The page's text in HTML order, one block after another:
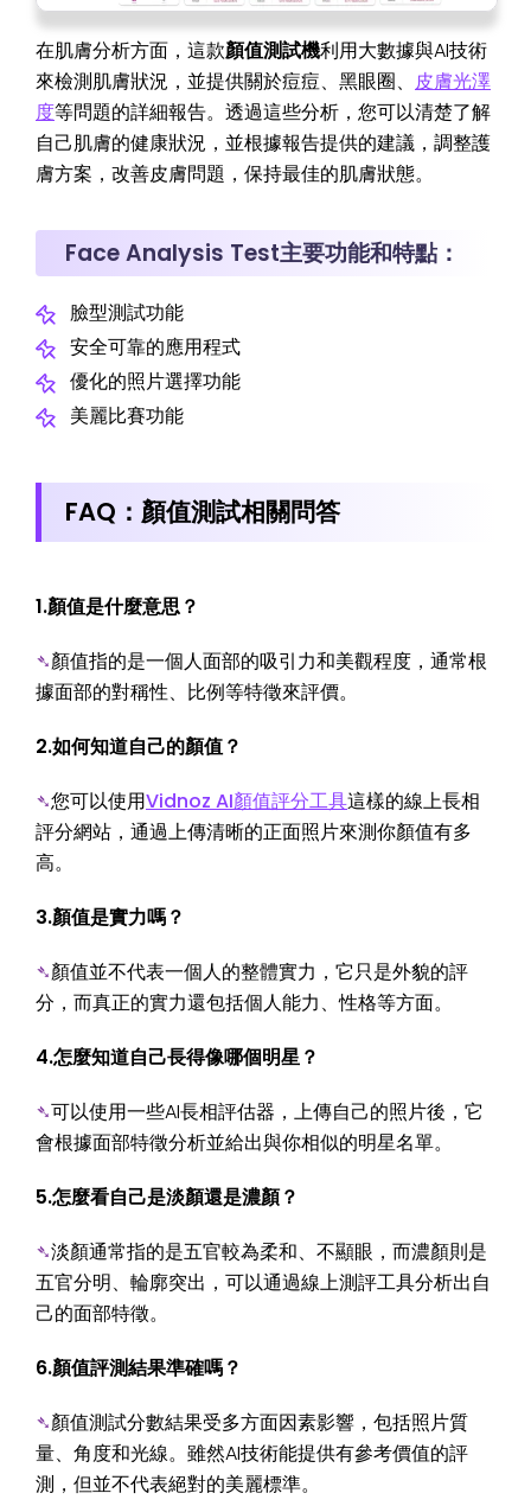
在肌膚分析方面，這款顏值測試機利用大數據與AI技術
來檢測肌膚狀況，並提供關於痘痘、黑眼圈、 皮膚光澤
度等問題的詳細報告。透過這些分析，您可以清楚了解
自己肌膚的健康狀況，並根據報告提供的建議，調整護
膚方案，改善皮膚問題，保持最佳的肌膚狀態。
Face Analysis Test主要功能和特點：
臉型測試功能
安全可靠的應用程式
優化的照片選擇功能
美麗比賽功能
FAQ：顏值測試相關問答
1.顏值是什麼意思？
➴顏值指的是一個人面部的吸引力和美觀程度，通常根
據面部的對稱性、比例等特徵來評價。
2.如何知道自己的顏值？
➴您可以使用Vidnoz AI顏值評分工具這樣的線上長相
評分網站，通過上傳清晰的正面照片來測你顏值有多
高。
3.顏值是實力嗎？
➴顏值並不代表一個人的整體實力，它只是外貌的評
分，而真正的實力還包括個人能力、性格等方面。
4.怎麼知道自己長得像哪個明星？
➴可以使用一些AI長相評估器，上傳自己的照片後，它
會根據面部特徵分析並給出與你相似的明星名單。
5.怎麼看自己是淡顏還是濃顏？
➴淡顏通常指的是五官較為柔和、不顯眼，而濃顏則是
五官分明、輪廓突出，可以通過線上測評工具分析出自
己的面部特徵。
6.顏值評測結果準確嗎？
➴顏值測試分數結果受多方面因素影響，包括照片質
量、角度和光線。雖然AI技術能提供有參考價值的評
測，但並不代表絕對的美麗標準。